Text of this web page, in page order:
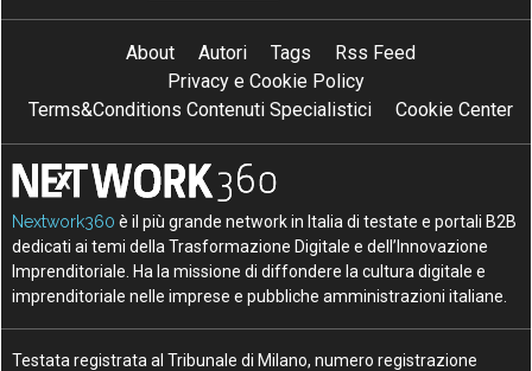
About Autori Tags
Rss Feed
Privacy e Cookie Policy
Terms&Conditions Contenuti Specialistici
Cookie Center
Nextwork360 è il più grande network in Italia di testate e portali B2B
dedicati ai temi della Trasformazione Digitale e dell’Innovazione
Imprenditoriale. Ha la missione di diffondere la cultura digitale e
imprenditoriale nelle imprese e pubbliche amministrazioni italiane.
Testata registrata al Tribunale di Milano, numero registrazione